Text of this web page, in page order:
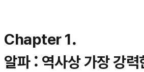
Chapter 1.
알파 : 역사상 가장 강력